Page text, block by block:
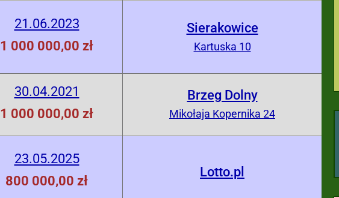
21.06.2023
1 000 000,00 zł
Sierakowice
Kartuska 10
30.04.2021
1 000 000,00 zł
Brzeg Dolny
Mikołaja Kopernika 24
23.05.2025
800 000,00 zł
Lotto.pl